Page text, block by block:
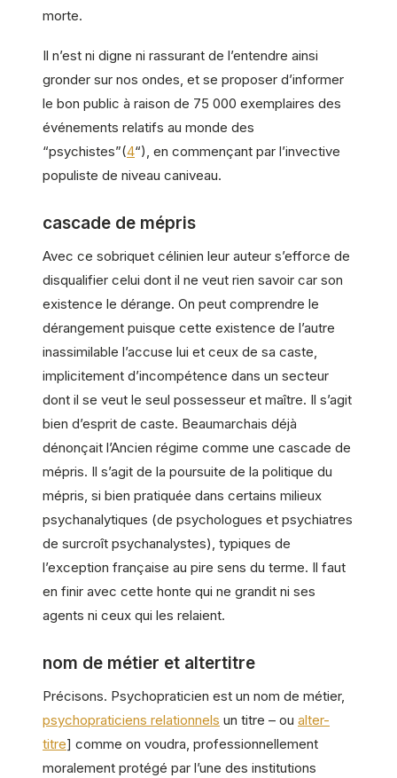
morte.
Il n’est ni digne ni rassurant de l’entendre ainsi
gronder sur nos ondes, et se proposer d’informer
le bon public à raison de 75 000 exemplaires des
événements relatifs au monde des
“psychistes”(4“), en commençant par l’invective
populiste de niveau caniveau.
cascade de mépris
Avec ce sobriquet célinien leur auteur s’efforce de
disqualifier celui dont il ne veut rien savoir car son
existence le dérange. On peut comprendre le
dérangement puisque cette existence de l’autre
inassimilable l’accuse lui et ceux de sa caste,
implicitement d’incompétence dans un secteur
dont il se veut le seul possesseur et maître. Il s’agit
bien d’esprit de caste. Beaumarchais déjà
dénonçait l’Ancien régime comme une cascade de
mépris. Il s’agit de la poursuite de la politique du
mépris, si bien pratiquée dans certains milieux
psychanalytiques (de psychologues et psychiatres
de surcroît psychanalystes), typiques de
l’exception française au pire sens du terme. Il faut
en finir avec cette honte qui ne grandit ni ses
agents ni ceux qui les relaient.
nom de métier et altertitre
Précisons. Psychopraticien est un nom de métier,
psychopraticiens relationnels un titre – ou alter-
titre] comme on voudra, professionnellement
moralement protégé par l’une des institutions